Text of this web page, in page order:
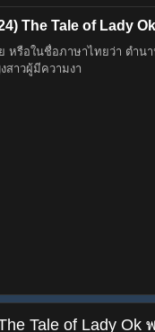
The Tale of Lady
หรือในชื่อภาษาไทยว่า ตำน
าวผู้มีความงา
Tale of Lady Ok